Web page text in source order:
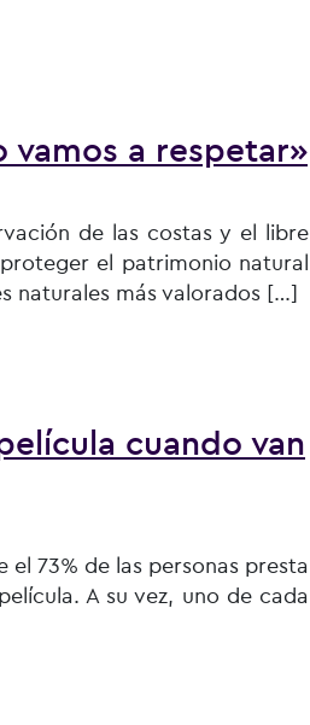
vamos a respetar»
de las costas y el libre
el patrimonio natural
naturales más valorados […]
cuando van
73% de las personas presta
A su vez, uno de cada